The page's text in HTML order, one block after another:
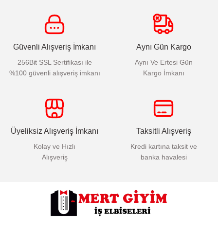
Güvenli Alışveriş İmkanı
256Bit SSL Sertifikası ile
%100 güvenli alışveriş imkanı
Aynı Gün Kargo
Aynı Ve Ertesi Gün
Kargo İmkanı
Üyeliksiz Alışveriş İmkanı
Kolay ve Hızlı
Alışveriş
Taksitli Alışveriş
Kredi kartına taksit ve
banka havalesi